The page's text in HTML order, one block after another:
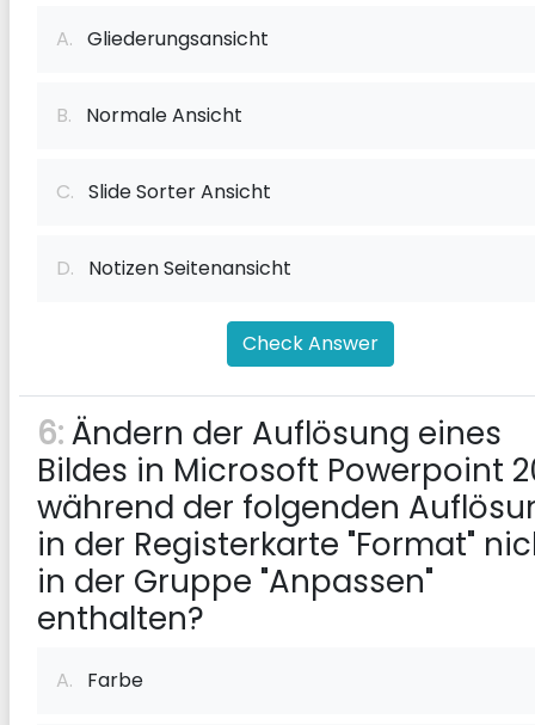
A. Gliederungsansicht
B. Normale Ansicht
C. Slide Sorter Ansicht
D. Notizen Seitenansicht
Check Answer
6:Ändern der Auflösung eines
Bildes in Microsoft Powerpoint
während der folgenden
in der Registerkarte "Format"
in der Gruppe "Anpassen"
enthalten?
A. Farbe